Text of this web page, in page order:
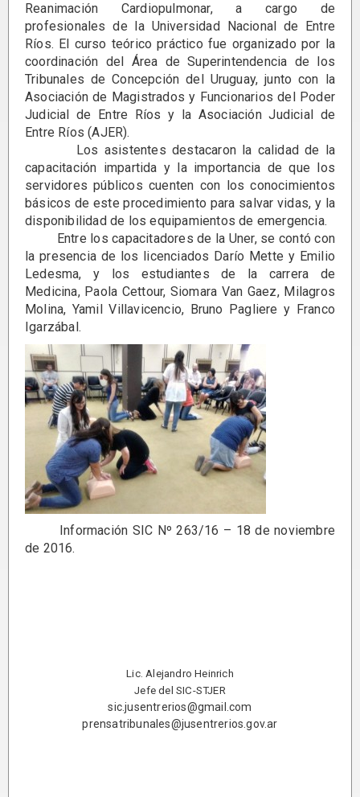
Reanimación Cardiopulmonar, a cargo de
profesionales de la Universidad Nacional de Entre
Ríos. El curso teórico práctico fue organizado por la
coordinación del Área de Superintendencia de los
Tribunales de Concepción del Uruguay, junto con la
Asociación de Magistrados y Funcionarios del Poder
Judicial de Entre Ríos y la Asociación Judicial de
Entre Ríos (AJER).
Los asistentes destacaron la calidad de la
capacitación impartida y la importancia de que los
servidores públicos cuenten con los conocimientos
básicos de este procedimiento para salvar vidas, y la
disponibilidad de los equipamientos de emergencia.
Entre los capacitadores de la Uner, se contó con
la presencia de los licenciados Darío Mette y Emilio
Ledesma, y los estudiantes de la carrera de
Medicina, Paola Cettour, Siomara Van Gaez, Milagros
Molina, Yamil Villavicencio, Bruno Pagliere y Franco
Igarzábal.
Información SIC Nº 263/16 – 18 de noviembre
de 2016.
Lic. Alejandro Heinrich
Jefe del SIC-STJER
sic.jusentrerios@gmail.com
prensatribunales@jusentrerios.gov.ar